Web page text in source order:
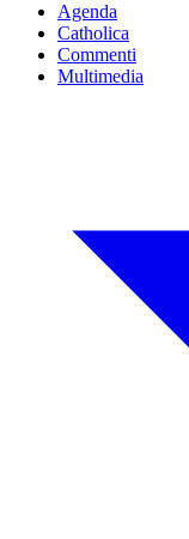
Agenda
Catholica
Commenti
Multimedia